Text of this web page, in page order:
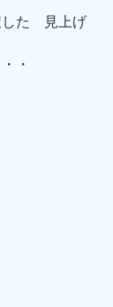
た　見上げ
・